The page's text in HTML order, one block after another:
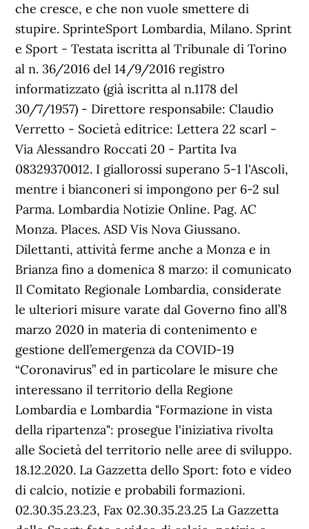
che cresce, e che non vuole smettere di
stupire. SprinteSport Lombardia, Milano. Sprint
e Sport - Testata iscritta al Tribunale di Torino
al n. 36/2016 del 14/9/2016 registro
informatizzato (già iscritta al n.1178 del
30/7/1957) - Direttore responsabile: Claudio
Verretto - Società editrice: Lettera 22 scarl -
Via Alessandro Roccati 20 - Partita Iva
08329370012. I giallorossi superano 5-1 l'Ascoli,
mentre i bianconeri si impongono per 6-2 sul
Parma. Lombardia Notizie Online. Pag. AC
Monza. Places. ASD Vis Nova Giussano.
Dilettanti, attività ferme anche a Monza e in
Brianza fino a domenica 8 marzo: il comunicato
Il Comitato Regionale Lombardia, considerate
le ulteriori misure varate dal Governo fino all’8
marzo 2020 in materia di contenimento e
gestione dell’emergenza da COVID-19
“Coronavirus” ed in particolare le misure che
interessano il territorio della Regione
Lombardia e Lombardia "Formazione in vista
della ripartenza": prosegue l'iniziativa rivolta
alle Società del territorio nelle aree di sviluppo.
18.12.2020. La Gazzetta dello Sport: foto e video
di calcio, notizie e probabili formazioni.
02.30.35.23.23, Fax 02.30.35.23.25 La Gazzetta